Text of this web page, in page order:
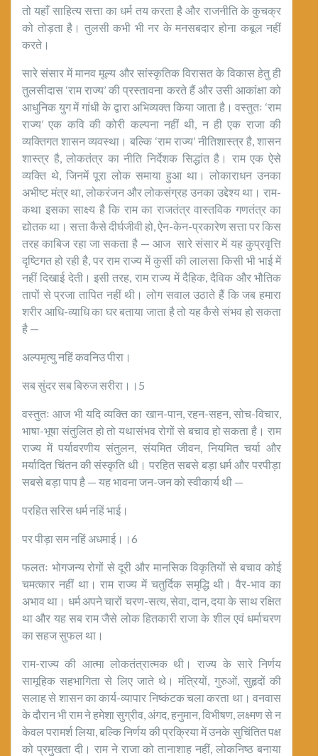
तो यहाँ साहित्य सत्ता का धर्म तय करता है और राजनीति के कुचक्र
को तोड़ता है। तुलसी कभी भी नर के मनसबदार होना कबूल नहीं
करते।
सारे संसार में मानव मूल्य और सांस्कृतिक विरासत के विकास हेतु ही
तुलसीदास ‘राम राज्य’ की प्रस्तावना करते हैं और उसी आकांक्षा को
आधुनिक युग में गांधी के द्वारा अभिव्यक्त किया जाता है। वस्तुतः ‘राम
राज्य’ एक कवि की कोरी कल्पना नहीं थी, न ही एक राजा की
व्यक्तिगत शासन व्यवस्था। बल्कि ‘राम राज्य’ नीतिशास्त्र है, शासन
शास्त्र है, लोकतंत्र का नीति निर्देशक सिद्धांत है। राम एक ऐसे
व्यक्ति थे, जिनमें पूरा लोक समाया हुआ था। लोकाराधन उनका
अभीष्ट मंत्र था, लोकरंजन और लोकसंग्रह उनका उद्देश्य था। राम-
कथा इसका साक्ष्य है कि राम का राजतंत्र वास्तविक गणतंत्र का
द्योतक था। सत्ता कैसे दीर्घजीवी हो, ऐन-केन-प्रकारेण सत्ता पर किस
तरह काबिज रहा जा सकता है — आज सारे संसार में यह कुप्रवृत्ति
दृष्टिगत हो रही है, पर राम राज्य में कुर्सी की लालसा किसी भी भाई में
नहीं दिखाई देती। इसी तरह, राम राज्य में दैहिक, दैविक और भौतिक
तापों से प्रजा तापित नहीं थी। लोग सवाल उठाते हैं कि जब हमारा
शरीर आधि-व्याधि का घर बताया जाता है तो यह कैसे संभव हो सकता
है —
अल्पमृत्यु नहिं कवनिउ पीरा।
सब सुंदर सब बिरुज सरीरा।।5
वस्तुतः आज भी यदि व्यक्ति का खान-पान, रहन-सहन, सोच-विचार,
भाषा-भूषा संतुलित हो तो यथासंभव रोगों से बचाव हो सकता है। राम
राज्य में पर्यावरणीय संतुलन, संयमित जीवन, नियमित चर्या और
मर्यादित चिंतन की संस्कृति थी। परहित सबसे बड़ा धर्म और परपीड़ा
सबसे बड़ा पाप है — यह भावना जन-जन को स्वीकार्य थी —
परहित सरिस धर्म नहिं भाई।
पर पीड़ा सम नहिं अधमाई।।6
फलतः भोगजन्य रोगों से दूरी और मानसिक विकृतियों से बचाव कोई
चमत्कार नहीं था। राम राज्य में चतुर्दिक समृद्धि थी। वैर-भाव का
अभाव था। धर्म अपने चारों चरण-सत्य, सेवा, दान, दया के साथ रक्षित
था और यह सब राम जैसे लोक हितकारी राजा के शील एवं धर्माचरण
का सहज सुफल था।
राम-राज्य की आत्मा लोकतंत्रात्मक थी। राज्य के सारे निर्णय
सामूहिक सहभागिता से लिए जाते थे। मंत्रियों, गुरुओं, सुहृदों की
सलाह से शासन का कार्य-व्यापार निष्कंटक चला करता था। वनवास
के दौरान भी राम ने हमेशा सुग्रीव, अंगद, हनुमान, विभीषण, लक्ष्मण से न
केवल परामर्श लिया, बल्कि निर्णय की प्रक्रिया में उनके सुचिंतित पक्ष
को प्रमुखता दी। राम ने राजा को तानाशाह नहीं, लोकनिष्ठ बनाया